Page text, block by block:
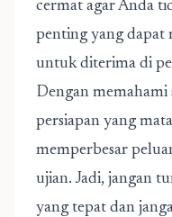
cermat agar Anda
penting yang dapat
untuk diterima di
Dengan
persiapan yang
memperbesar
ujian. Jadi, jangan
yang tepat dan